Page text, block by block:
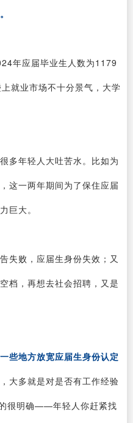
年应届毕业生人数为1179
就业市场不十分景气，大学
多年轻人大吐苦水。比如为
这一两年期间为了保住应届
巨大。
失败，应届生身份失效；又
档，再想去社会招聘，又是
些地方放宽应届生身份认定
大多就是对是否有工作经验
很明确——年轻人你赶紧找